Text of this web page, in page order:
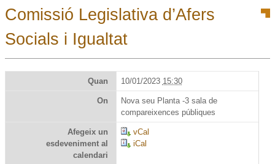
Comissió Legislativa d’Afers
Socials i Igualtat
Quan 10/01/2023 15:30
On
Nova seu Planta -3 sala de
compareixences públiques
Afegeix un
esdeveniment al
calendari
vCal
iCal